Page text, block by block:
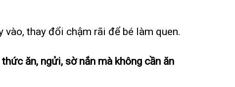
thay đổi chậm rãi để bé làm quen.
ăn, ngửi, sờ nắn mà không cần ăn